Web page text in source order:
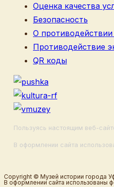
Оценка качества
Безопасность
О
Противодействие
QR коды
Пользуясь настоящим веб-
В оформлении сайта
Copyright © Музей истории города
В оформлении сайта использованы